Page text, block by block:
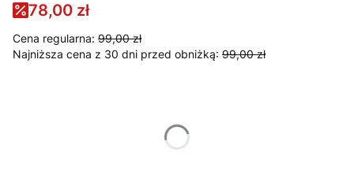
78,00 zł
Cena regularna: 99,00 zł
Najniższa cena z 30 dni przed obniżką: 99,00 zł